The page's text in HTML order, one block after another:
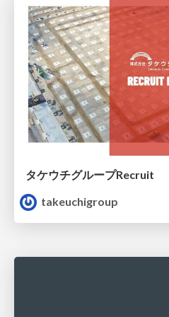
タケウチグループRecruit
takeuchigroup